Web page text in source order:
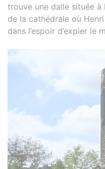
trouve une dalle située à
de la cathédrale où
dans l’espoir d’expier le